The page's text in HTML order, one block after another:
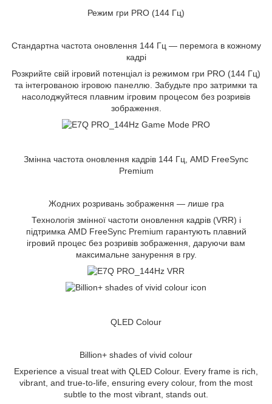
Режим гри PRO (144 Гц)
Стандартна частота оновлення 144 Гц — перемога в кожному
кадрі
Розкрийте свій ігровий потенціал із режимом гри PRO (144 Гц)
та інтегрованою ігровою панеллю. Забудьте про затримки та
насолоджуйтеся плавним ігровим процесом без розривів
зображення.
Змінна частота оновлення кадрів 144 Гц, AMD FreeSync
Premium
Жодних розривань зображення — лише гра
Технологія змінної частоти оновлення кадрів (VRR) і
підтримка AMD FreeSync Premium гарантують плавний
ігровий процес без розривів зображення, даруючи вам
максимальне занурення в гру.
QLED Colour
Billion+ shades of vivid colour
Experience a visual treat with QLED Colour. Every frame is rich,
vibrant, and true-to-life, ensuring every colour, from the most
subtle to the most vibrant, stands out.